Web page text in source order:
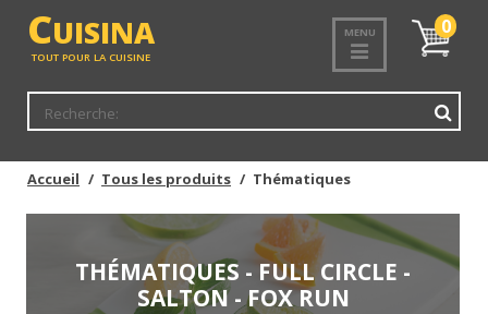
CUISINA
TOUT POUR LA CUISINE
MENU
Mon
panier
0
Accueil Tous les produits Thématiques
THÉMATIQUES - FULL CIRCLE -
SALTON - FOX RUN